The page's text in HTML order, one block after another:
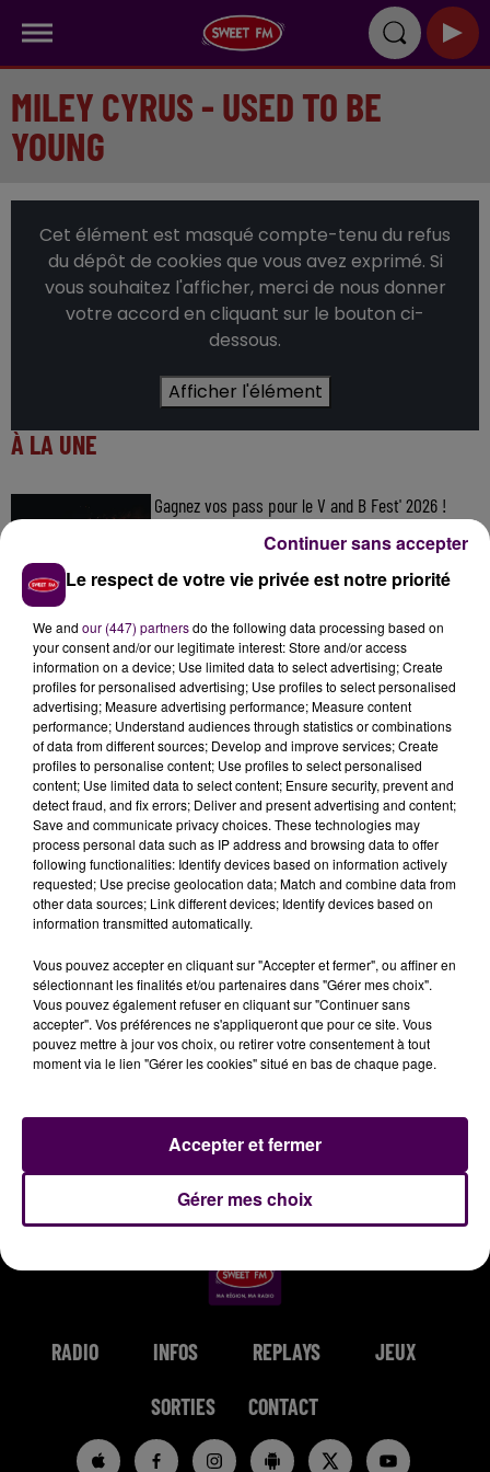
MILEY CYRUS - USED TO BE
YOUNG
Cet élément est masqué compte-tenu du refus
du dépôt de cookies que vous avez exprimé. Si
vous souhaitez l'afficher, merci de nous donner
votre accord en cliquant sur le bouton ci-
dessous.
Afficher l'élément
À LA UNE
Gagnez vos pass pour le V and B Fest' 2026 !
Kids !
Gagnez vos entrées pour Papéa Parc !
DERNIERS TITRES
1h17
1h17
Soirée Mondaine
1h14
1h14
TOM WALKER
1h11
1h11
RADIO INFOS REPLAYS JEUX
SORTIES CONTACT
Le respect de votre vie privée est notre priorité
We and our (447) partnersdo the following data processing based on
your consent and/or our legitimate interest: Store and/or access
information on a device; Use limited data to select advertising; Create
profiles for personalised advertising; Use profiles to select personalised
advertising; Measure advertising performance; Measure content
performance; Understand audiences through statistics or combinations
of data from different sources; Develop and improve services; Create
profiles to personalise content; Use profiles to select personalised
content; Use limited data to select content; Ensure security, prevent and
detect fraud, and fix errors; Deliver and present advertising and content;
Save and communicate privacy choices. These technologies may
process personal data such as IP address and browsing data to offer
following functionalities: Identify devices based on information actively
requested; Use precise geolocation data; Match and combine data from
other data sources; Link different devices; Identify devices based on
information transmitted automatically.
Vous pouvez accepter en cliquant sur "Accepter et fermer", ou affiner en
sélectionnant les finalités et/ou partenaires dans "Gérer mes choix".
Vous pouvez également refuser en cliquant sur "Continuer sans
accepter". Vos préférences ne s'appliqueront que pour ce site. Vous
pouvez mettre à jour vos choix, ou retirer votre consentement à tout
moment via le lien "Gérer les cookies" situé en bas de chaque page.
Gérer mes choix
Accepter et fermer
Continuer sans accepter